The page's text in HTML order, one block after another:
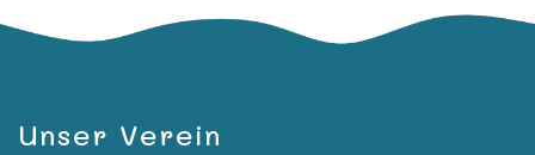
Unser Verein